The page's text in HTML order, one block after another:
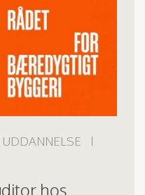
UDDANNELSE
hos